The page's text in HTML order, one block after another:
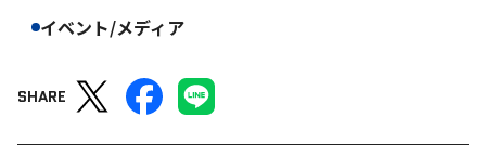
イベント/メディア
SHARE